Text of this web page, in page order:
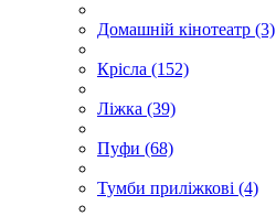
Домашній кінотеатр (3)
Крісла (152)
Ліжка (39)
Пуфи (68)
Тумби приліжкові (4)